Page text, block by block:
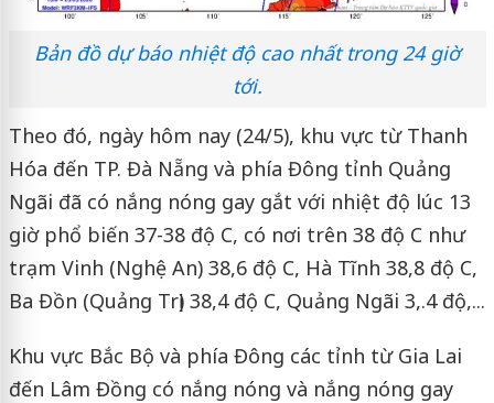
Bản đồ dự báo nhiệt độ cao nhất trong 24 giờ
tới.
Theo đó, ngày hôm nay (24/5), khu vực từ Thanh
Hóa đến TP. Đà Nẵng và phía Đông tỉnh Quảng
Ngãi đã có nắng nóng gay gắt với nhiệt độ lúc 13
giờ phổ biến 37-38 độ C, có nơi trên 38 độ C như
trạm Vinh (Nghệ An) 38,6 độ C, Hà Tĩnh 38,8 độ C,
Ba Đồn (Quảng Trị) 38,4 độ C, Quảng Ngãi 3,.4 độ,...
Khu vực Bắc Bộ và phía Đông các tỉnh từ Gia Lai
đến Lâm Đồng có nắng nóng và nắng nóng gay